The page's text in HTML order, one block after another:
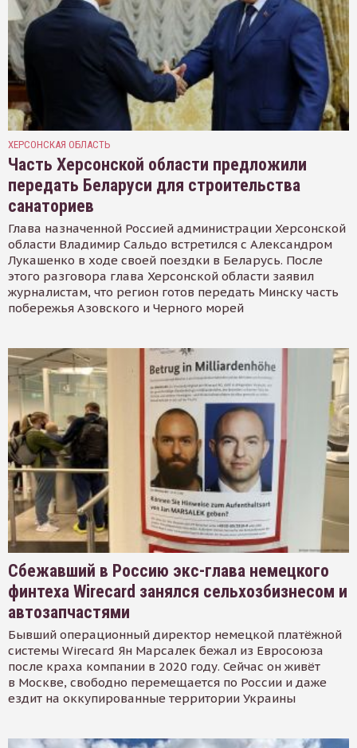
ХЕРСОНСКАЯ ОБЛАСТЬ
Часть Херсонской области предложили
передать Беларуси для строительства
санаториев
Глава назначенной Россией администрации Херсонской
области Владимир Сальдо встретился с Александром
Лукашенко в ходе своей поездки в Беларусь. После
этого разговора глава Херсонской области заявил
журналистам, что регион готов передать Минску часть
побережья Азовского и Черного морей
Сбежавший в Россию экс-глава немецкого
финтеха Wirecard занялся сельхозбизнесом и
автозапчастями
Бывший операционный директор немецкой платёжной
системы Wirecard Ян Марсалек бежал из Евросоюза
после краха компании в 2020 году. Сейчас он живёт
в Москве, свободно перемещается по России и даже
ездит на оккупированные территории Украины